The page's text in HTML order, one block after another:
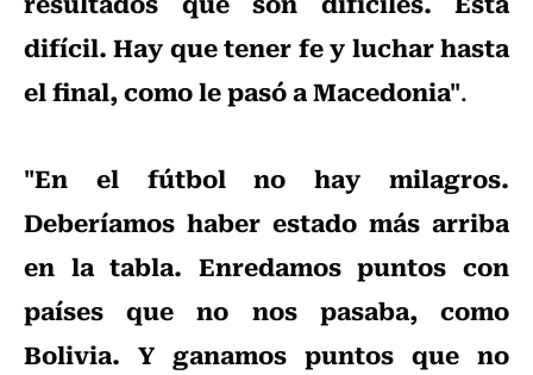
difícil. Hay que tener fe y luchar hasta
el final, como le pasó a Macedonia".
"En el fútbol no hay milagros.
Deberíamos haber estado más arriba
en la tabla. Enredamos puntos con
países que no nos pasaba, como
Bolivia. Y ganamos puntos que no